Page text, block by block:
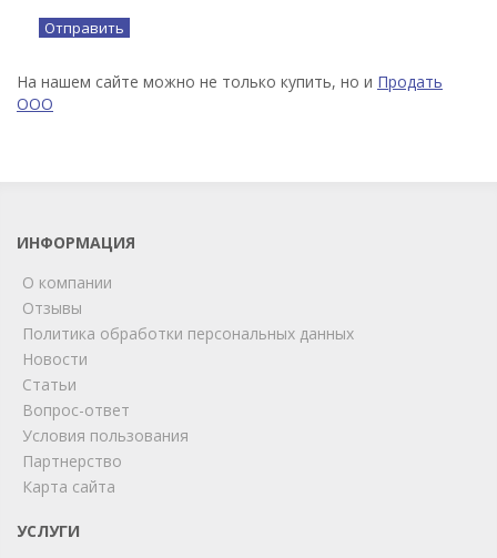
На нашем сайте можно не только купить, но и Продать
ООО
ИНФОРМАЦИЯ
О компании
Отзывы
Политика обработки персональных данных
Новости
Статьи
Вопрос-ответ
Условия пользования
Партнерство
Карта сайта
УСЛУГИ
online